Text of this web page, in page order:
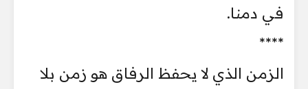
في دمنا.
****
الزمن الذي لا يحفظ الرفاق هو زمن بلا